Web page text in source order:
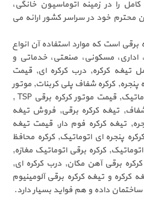
در زمینه اتوماسیون خانگی،
خود در سراسر کشور ارائه می
است که موارد استفاده آن انواع
مسکونی، صنعتی، خدماتی و
کرکره, درب کرکره ای, قیمت
کرکره شفاف پلی کربنات, موتور
کرکره برقی, کرکره برقی, کرکره اتوماتیک, قیمت موتور کرکره برقی TSP ,
تیغه کرکره برقی, فروش تیغه
تیغه کرکره فوم دار, قیمت تیغه
پنجره ای اتوماتیک, کرکره محافظ
کرکره برقی اتوماتیک مغازه,
برقی آهن مکان, درب کرکره ای,
و تیغه کرکره برقی آلومینیوم
داده و هم فواید بسیار دارد.